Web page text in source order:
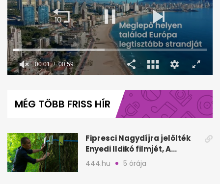
59
seconds
00:02 00:59
MÉG TÖBB FRISS HÍR
Fipresci Nagydíjra jelölték
Enyedi Ildikó filmjét, A
Csendes barátot
444.hu 5 órája